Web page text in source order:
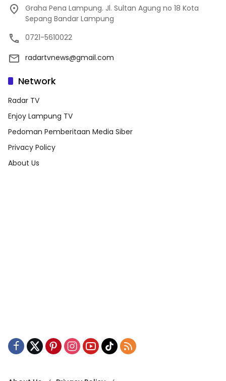
Graha Pena Lampung. Jl. Sultan Agung no 18 Kota
Sepang Bandar Lampung
0721-5610022
radartvnews@gmail.com
Network
Radar TV
Enjoy Lampung TV
Pedoman Pemberitaan Media Siber
Privacy Policy
About Us